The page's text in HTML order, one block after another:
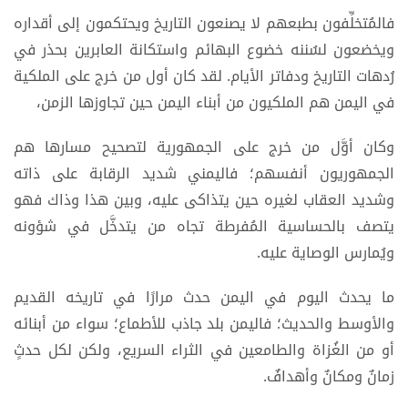
فالمُتخلِّفون بطبعهم لا يصنعون التاريخ ويحتكمون إلى أقداره
ويخضعون لسُننه خضوع البهائم واستكانة العابرين بحذر في
رُدهات التاريخ ودفاتر الأيام. لقد كان أول من خرج على الملكية
في اليمن هم الملكيون من أبناء اليمن حين تجاوزها الزمن،
وكان أوَّل من خرج على الجمهورية لتصحيح مسارها هم
الجمهوريون أنفسهم؛ فاليمني شديد الرقابة على ذاته
وشديد العقاب لغيره حين يتذاكى عليه، وبين هذا وذاك فهو
يتصف بالحساسية المُفرطة تجاه من يتدخَّل في شؤونه
ويُمارس الوصاية عليه.
ما يحدث اليوم في اليمن حدث مرارًا في تاريخه القديم
والأوسط والحديث؛ فاليمن بلد جاذب للأطماع؛ سواء من أبنائه
أو من الغُزاة والطامعين في الثراء السريع، ولكن لكل حدثٍ
زمانٌ ومكانٌ وأهدافٌ.